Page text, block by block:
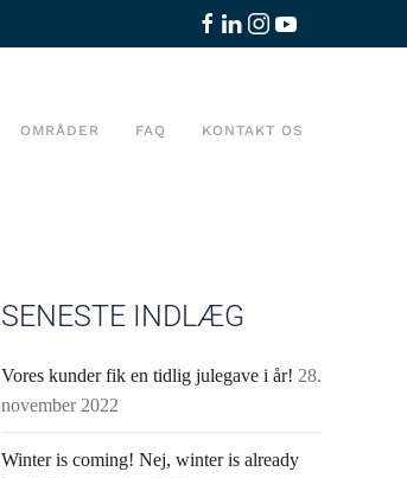
OMRÅDER FAQ KONTAKT OS
SENESTE INDLÆG
Vores kunder fik en tidlig julegave i år! 28.
november 2022
Winter is coming! Nej, winter is already